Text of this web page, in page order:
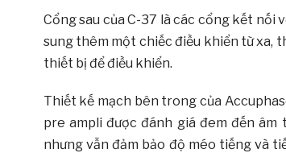
Cổng sau của C-37 là các cổng kết nối
sung thêm một chiếc điều khiển từ xa,
thiết bị để điều khiển.
Thiết kế mạch bên trong của
pre ampli được đánh giá đem đến
nhưng vẫn đảm bảo độ méo tiếng và